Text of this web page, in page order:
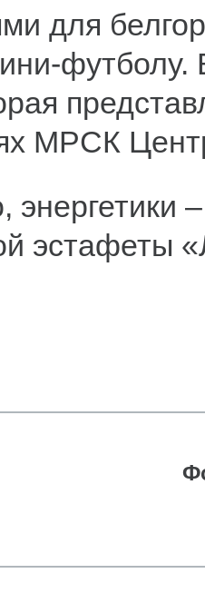
для
футболу.
МРСК
энергетики
эстафеты